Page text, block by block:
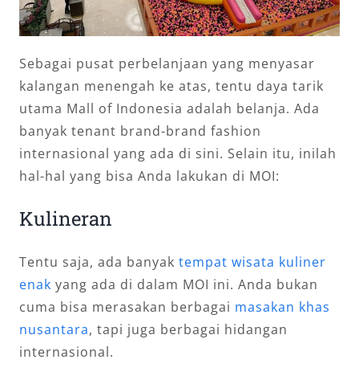
Sebagai pusat perbelanjaan yang menyasar
kalangan menengah ke atas, tentu daya tarik
utama Mall of Indonesia adalah belanja. Ada
banyak tenant brand-brand fashion
internasional yang ada di sini. Selain itu, inilah
hal-hal yang bisa Anda lakukan di MOI:
Kulineran
Tentu saja, ada banyak tempat wisata kuliner
enak yang ada di dalam MOI ini. Anda bukan
cuma bisa merasakan berbagai masakan khas
nusantara, tapi juga berbagai hidangan
internasional.